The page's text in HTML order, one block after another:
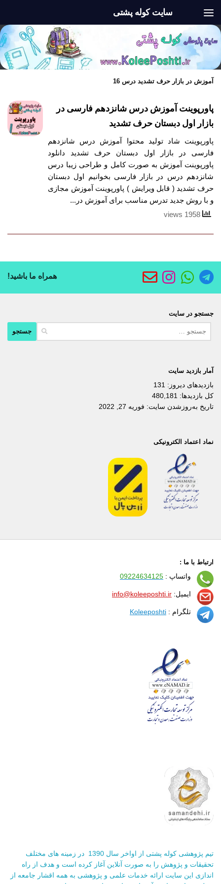
سایت کوله پشتی
آموزش در بازار حرف تشدید درس 16
پاورپوینت آموزش درس شانزدهم فارسی در
بازار اول دبستان حرف تشدید
پاورپوینت شاد تولید محتوا آموزش درس شانزدهم
فارسی در بازار اول دبستان حرف تشدید دانلود
پاورپوینت آموزش به صورت کامل و طراحی زیبا درس
شانزدهم درس در بازار فارسی بخوانیم اول دبستان
حرف تشدید ( قابل ویرایش ) پاورپوینت آموزش مجازی
و با روش جدید تدرس مناسب برای آموزش در...
همراه ما باشید!
جستجو در سایت
آمار بازدید سایت
بازدیدهای دیروز: 131
کل بازدیدها: 480,181
تاریخ به‌روزشدن سایت: فوریه 27, 2022
نماد اعتماد الکترونیکی
ارتباط با ما :
واتساپ : 09224634125
ایمیل: info@koleeposhti.ir
تلگرام : Koleeposhti
تیم پژوهشی کوله پشتی از اواخر سال 1390 در زمینه های مختلف
تحقیقات و پژوهش را به صورت آنلاین آغاز کرده است و هدف از راه
اندازی این سایت ارائه خدمات علمی و پژوهشی به همه اقشار جامعه از